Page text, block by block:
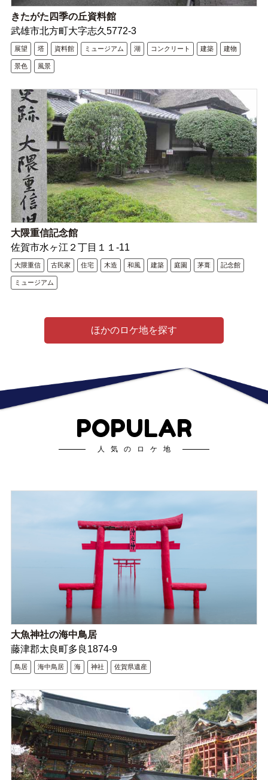
きたがた四季の丘資料館
武雄市北方町大字志久5772-3
展望 塔 資料館 ミュージアム 湖 コンクリート 建築 建物
景色 風景
大隈重信記念館
佐賀市水ヶ江２丁目１１-11
大隈重信 古民家 住宅 木造 和風 建築 庭園 茅葺 記念館
ミュージアム
ほかのロケ地を探す
POPULAR
人気のロケ地
大魚神社の海中鳥居
藤津郡太良町多良1874-9
鳥居 海中鳥居 海 神社 佐賀県遺産